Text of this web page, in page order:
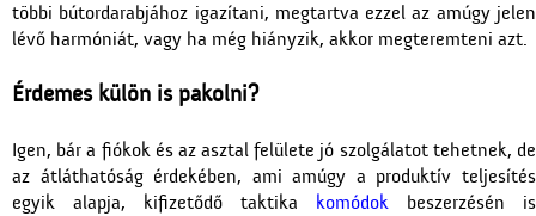
többi bútordarabjához igazítani, megtartva ezzel az amúgy jelen
lévő harmóniát, vagy ha még hiányzik, akkor megteremteni azt.
Érdemes külön is pakolni?
Igen, bár a fiókok és az asztal felülete jó szolgálatot tehetnek, de
az átláthatóság érdekében, ami amúgy a produktív teljesítés
egyik alapja, kifizetődő taktika
komódok beszerzésén is